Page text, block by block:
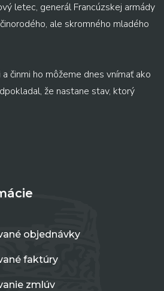
letec, generál Francúzskej armády
ale skromného mladého
činmi ho môžeme dnes vnímať ako
že nastane stav, ktorý
objednávky
faktúry
zmlúv